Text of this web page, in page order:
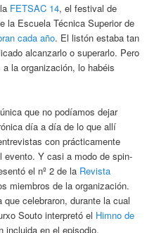
FETSAC 14, el festival de
la Escuela Técnica Superior de
cada año. El listón estaba tan
alcanzarlo o superarlo. Pero
la organización, lo habéis
que no podíamos dejar
día a día de lo que allí
con prácticamente
evento. Y casi a modo de spin-
el nº 2 de la Revista
miembros de la organización.
celebraron, durante la cual
Souto interpretó el Himno de
incluida en el episodio.